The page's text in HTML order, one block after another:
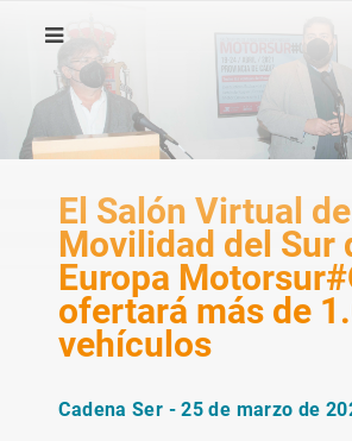
El Salón Virtual
Movilidad del Sur
Europa
ofertará más de
vehículos
Cadena Ser - 25 de marzo de